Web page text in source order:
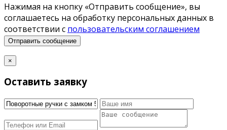
Нажимая на кнопку «Отправить сообщение», вы
соглашаетесь на обработку персональных данных в
соответствии с пользовательским соглашением
Отправить сообщение
×
Оставить заявку